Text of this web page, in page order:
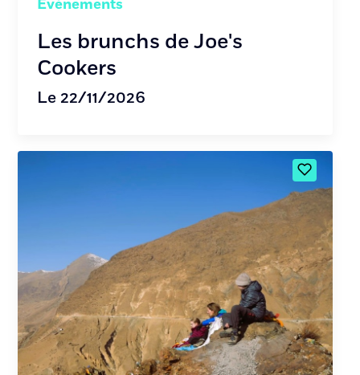
Événements
Les brunchs de Joe's
Cookers
Le 22/11/2026